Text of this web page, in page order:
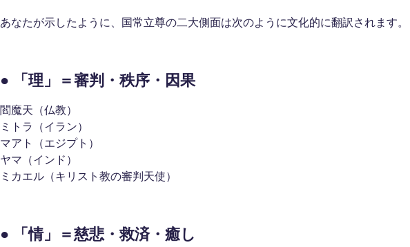
あなたが示したように、国常立尊の二大側面は次のように文化的に翻訳されます。
● 「理」＝審判・秩序・因果
閻魔天（仏教）
ミトラ（イラン）
マアト（エジプト）
ヤマ（インド）
ミカエル（キリスト教の審判天使）
● 「情」＝慈悲・救済・癒し